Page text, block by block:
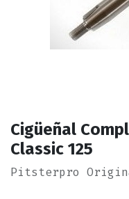
Cigüeñal
Classic 125
Pitsterpro